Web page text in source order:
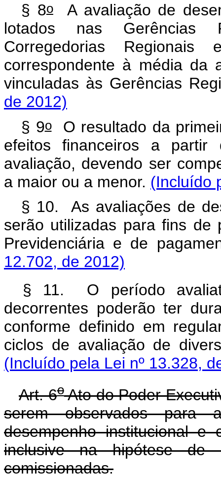
§ 8oA avaliação de
lotados nas Gerências
Corregedorias Regionais
correspondente à média da
vinculadas às Gerências
de 2012)
§ 9oO resultado da
efeitos financeiros a
avaliação, devendo ser
a maior ou a menor. (Incluído
§ 10. As avaliações de
serão utilizadas para fins de
Previdenciária e de
12.702, de 2012)
§ 11. O período
decorrentes poderão ter
conforme definido em
ciclos de avaliação de
(Incluído pela Lei nº 13.328,
Art. 6oAto do Poder
serem observados para
desempenho institucional e
inclusive na hipótese de
comissionadas.